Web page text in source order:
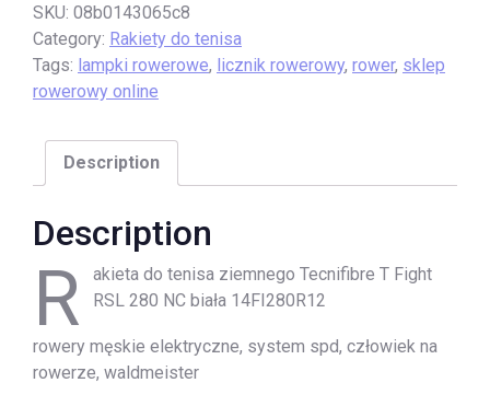
SKU: 08b0143065c8
Category: Rakiety do tenisa
Tags: lampki rowerowe, licznik rowerowy, rower, sklep
rowerowy online
Description
Description
R
akieta do tenisa ziemnego Tecnifibre T Fight
RSL 280 NC biała 14FI280R12
rowery męskie elektryczne, system spd, człowiek na
rowerze, waldmeister